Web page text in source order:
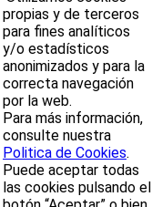
propias y de terceros
para fines analíticos
y/o estadísticos
anonimizados y para la
correcta navegación
por la web.
Para más información,
consulte nuestra
Politica de Cookies.
Puede aceptar todas
las cookies pulsando el